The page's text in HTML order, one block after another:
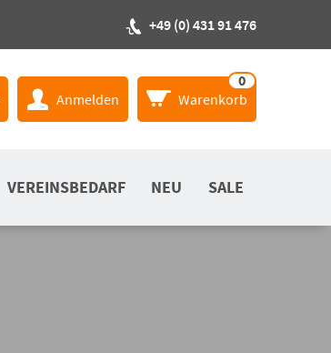
+49 (0) 431 91 476
Anmelden Warenkorb
0
VEREINSBEDARF NEU SALE